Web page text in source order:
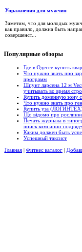
Упражнения для мужчин
Заметим, что для молодых
как правило, должна быть
совершенст...
Популярные обзоры
Где в Одессе купить
Что нужно знать про
программ
Шпунт ларсена 12 м
учитывать во время
Купить доменную зону
Что нужно знать про
Купить уза (ЛОГИНТЕХ)
Що відомо про
Печать журнала в
поиск компании-
Каким должен быть
Успешный таксист
Главная | Фитнес каталог |